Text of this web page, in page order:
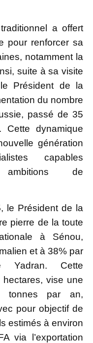
a offert
pour renforcer sa
notamment la
suite à sa visite
Président de la
du nombre
passé de 35
dynamique
génération
capables
ambitions de
le Président de la
pierre de la toute
à Sénou,
et à 38% par
Yadran. Cette
hectares, vise une
tonnes par an,
pour objectif de
estimés à environ
via l’exportation